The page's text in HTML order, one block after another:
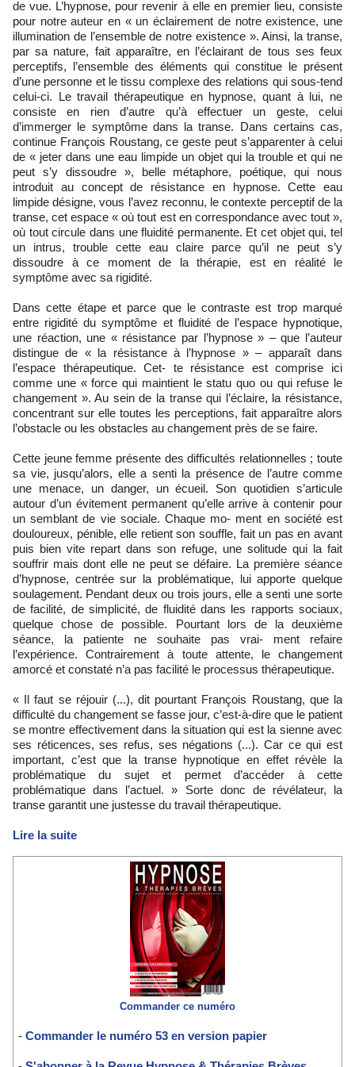
de vue. L’hypnose, pour revenir à elle en premier lieu, consiste
pour notre auteur en « un éclairement de notre existence, une
illumination de l’ensemble de notre existence ». Ainsi, la transe,
par sa nature, fait apparaître, en l’éclairant de tous ses feux
perceptifs, l’ensemble des éléments qui constitue le présent
d’une personne et le tissu complexe des relations qui sous-tend
celui-ci. Le travail thérapeutique en hypnose, quant à lui, ne
consiste en rien d’autre qu’à effectuer un geste, celui
d’immerger le symptôme dans la transe. Dans certains cas,
continue François Roustang, ce geste peut s’apparenter à celui
de « jeter dans une eau limpide un objet qui la trouble et qui ne
peut s’y dissoudre », belle métaphore, poétique, qui nous
introduit au concept de résistance en hypnose. Cette eau
limpide désigne, vous l’avez reconnu, le contexte perceptif de la
transe, cet espace « où tout est en correspondance avec tout »,
où tout circule dans une fluidité permanente. Et cet objet qui, tel
un intrus, trouble cette eau claire parce qu’il ne peut s’y
dissoudre à ce moment de la thérapie, est en réalité le
symptôme avec sa rigidité.
Dans cette étape et parce que le contraste est trop marqué
entre rigidité du symptôme et fluidité de l’espace hypnotique,
une réaction, une « résistance par l’hypnose » – que l’auteur
distingue de « la résistance à l’hypnose » – apparaît dans
l’espace thérapeutique. Cet- te résistance est comprise ici
comme une « force qui maintient le statu quo ou qui refuse le
changement ». Au sein de la transe qui l’éclaire, la résistance,
concentrant sur elle toutes les perceptions, fait apparaître alors
l’obstacle ou les obstacles au changement près de se faire.
Cette jeune femme présente des difficultés relationnelles ; toute
sa vie, jusqu’alors, elle a senti la présence de l’autre comme
une menace, un danger, un écueil. Son quotidien s’articule
autour d’un évitement permanent qu’elle arrive à contenir pour
un semblant de vie sociale. Chaque mo- ment en société est
douloureux, pénible, elle retient son souffle, fait un pas en avant
puis bien vite repart dans son refuge, une solitude qui la fait
souffrir mais dont elle ne peut se défaire. La première séance
d’hypnose, centrée sur la problématique, lui apporte quelque
soulagement. Pendant deux ou trois jours, elle a senti une sorte
de facilité, de simplicité, de fluidité dans les rapports sociaux,
quelque chose de possible. Pourtant lors de la deuxième
séance, la patiente ne souhaite pas vrai- ment refaire
l’expérience. Contrairement à toute attente, le changement
amorcé et constaté n’a pas facilité le processus thérapeutique.
« Il faut se réjouir (...), dit pourtant François Roustang, que la
difficulté du changement se fasse jour, c’est-à-dire que le patient
se montre effectivement dans la situation qui est la sienne avec
ses réticences, ses refus, ses négations (...). Car ce qui est
important, c’est que la transe hypnotique en effet révèle la
problématique du sujet et permet d’accéder à cette
problématique dans l’actuel. » Sorte donc de révélateur, la
transe garantit une justesse du travail thérapeutique.
Lire la suite
Commander ce numéro
Commander le numéro 53 en version papier